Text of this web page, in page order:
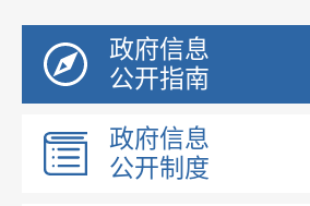
政府信息
公开指南
政府信息
公开制度